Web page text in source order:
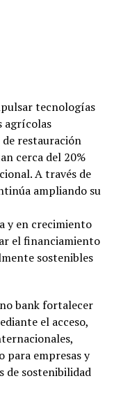
tecnologías
agrícolas
restauración
cerca del 20%
A través de
ampliando su
y en crecimiento
el financiamiento
sostenibles
bank fortalecer
el acceso,
para empresas y
de sostenibilidad